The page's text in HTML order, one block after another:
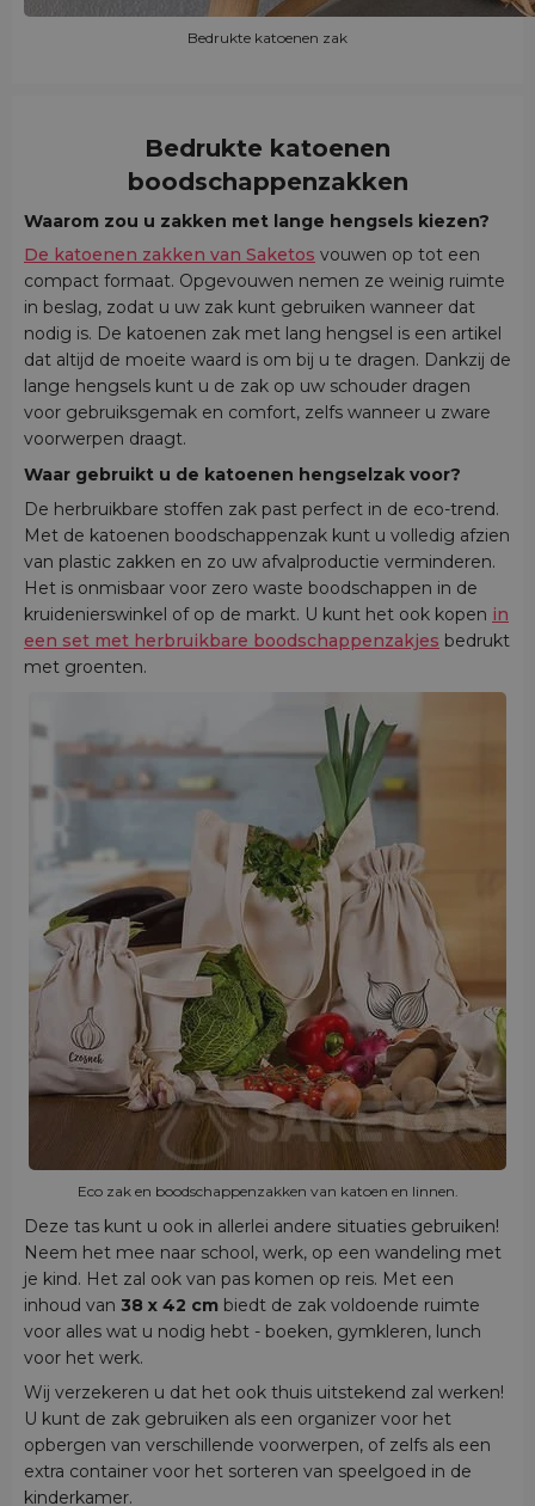
Bedrukte katoenen zak
Bedrukte katoenen
boodschappenzakken
Waarom zou u zakken met lange hengsels kiezen?
De katoenen zakken van Saketos vouwen op tot een
compact formaat. Opgevouwen nemen ze weinig ruimte
in beslag, zodat u uw zak kunt gebruiken wanneer dat
nodig is. De katoenen zak met lang hengsel is een artikel
dat altijd de moeite waard is om bij u te dragen. Dankzij de
lange hengsels kunt u de zak op uw schouder dragen
voor gebruiksgemak en comfort, zelfs wanneer u zware
voorwerpen draagt.
Waar gebruikt u de katoenen hengselzak voor?
De herbruikbare stoffen zak past perfect in de eco-trend.
Met de katoenen boodschappenzak kunt u volledig afzien
van plastic zakken en zo uw afvalproductie verminderen.
Het is onmisbaar voor zero waste boodschappen in de
kruidenierswinkel of op de markt. U kunt het ook kopen in
een set met herbruikbare boodschappenzakjes bedrukt
met groenten.
Eco zak en boodschappenzakken van katoen en linnen.
Deze tas kunt u ook in allerlei andere situaties gebruiken!
Neem het mee naar school, werk, op een wandeling met
je kind. Het zal ook van pas komen op reis. Met een
inhoud van 38 x 42 cm biedt de zak voldoende ruimte
voor alles wat u nodig hebt - boeken, gymkleren, lunch
voor het werk.
Wij verzekeren u dat het ook thuis uitstekend zal werken!
U kunt de zak gebruiken als een organizer voor het
opbergen van verschillende voorwerpen, of zelfs als een
extra container voor het sorteren van speelgoed in de
kinderkamer.